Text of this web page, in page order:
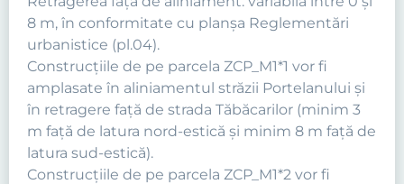
8 m, în conformitate cu planșa Reglementări
urbanistice (pl.04).
Construcțiile de pe parcela ZCP_M1*1 vor fi
amplasate în aliniamentul străzii Portelanului și
în retragere față de strada Tăbăcarilor (minim 3
m față de latura nord-estică și minim 8 m față de
latura sud-estică).
Construcțiile de pe parcela ZCP_M1*2 vor fi